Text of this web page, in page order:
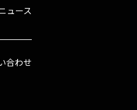
ュース
合わせ